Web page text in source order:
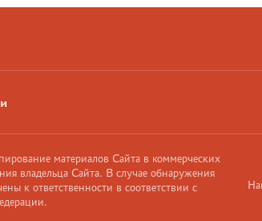
материалов Сайта в коммерческих
владельца Сайта. В случае обнаружения
к ответственности в соответствии с